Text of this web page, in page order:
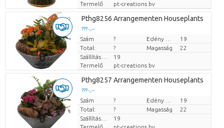
Termelő
pt-creations bv
Pthg8256 Arrangementen Houseplants
??? -,--
Darabb ár
Szám ?
19
Total:
? Magasság
22
Szállítási magasság
19
Termelő
pt-creations bv
Pthg8257 Arrangementen Houseplants
??? -,--
Darabb ár
Szám ?
19
Total:
? Magasság
22
Szállítási magasság
19